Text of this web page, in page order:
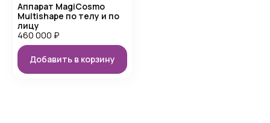
Аппарат MagiCosmo
Multishape по телу и по
лицу
460 000 ₽
Добавить в корзину